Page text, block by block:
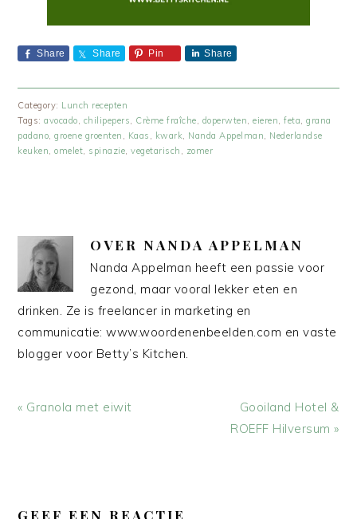
Share Share Pin Share
Category: Lunch recepten
Tags:avocado, chilipepers, Crème fraîche, doperwten,eieren,feta,grana
padano,groene groenten , Kaas , kwark, Nanda Appelman, Nederlandse
keuken,omelet, spinazie,vegetarisch , zomer
OVER NANDA APPELMAN
Nanda Appelman heeft een passie voor
gezond, maar vooral lekker eten en
drinken. Ze is freelancer in marketing en
communicatie: www.woordenenbeelden.com en vaste
blogger voor Betty’s Kitchen.
Vorig
« Granola met eiwit
Volgend
bericht:
Gooiland Hotel &
ROEFF Hilversum »
INTERACTIES
GEEF EEN REACTIE